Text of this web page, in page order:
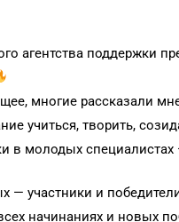
агентства поддержки
многие рассказали
учиться, творить,
в молодых
участники и
начинаниях и новых